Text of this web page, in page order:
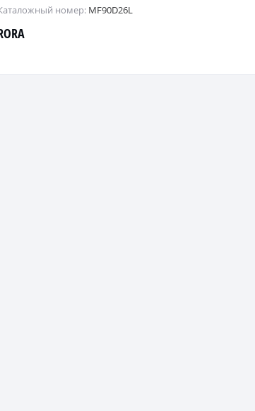
номер: MF90D26L